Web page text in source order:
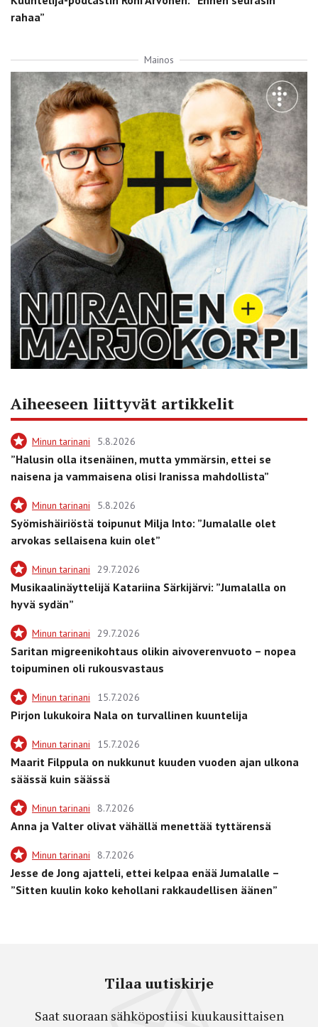
rahaa”
Mainos
Aiheeseen liittyvät artikkelit
Minun tarinani 5.8.2026
”Halusin olla itsenäinen, mutta ymmärsin, ettei se
naisena ja vammaisena olisi Iranissa mahdollista”
Minun tarinani 5.8.2026
Syömishäiriöstä toipunut Milja Into: ”Jumalalle olet
arvokas sellaisena kuin olet”
Minun tarinani 29.7.2026
Musikaalinäyttelijä Katariina Särkijärvi: ”Jumalalla on
hyvä sydän”
Minun tarinani 29.7.2026
Saritan migreenikohtaus olikin aivoverenvuoto – nopea
toipuminen oli rukousvastaus
Minun tarinani 15.7.2026
Pirjon lukukoira Nala on turvallinen kuuntelija
Minun tarinani 15.7.2026
Maarit Filppula on nukkunut kuuden vuoden ajan ulkona
säässä kuin säässä
Minun tarinani 8.7.2026
Anna ja Valter olivat vähällä menettää tyttärensä
Minun tarinani 8.7.2026
Jesse de Jong ajatteli, ettei kelpaa enää Jumalalle –
”Sitten kuulin koko kehollani rakkaudellisen äänen”
Tilaa uutiskirje
Saat suoraan sähköpostiisi kuukausittaisen